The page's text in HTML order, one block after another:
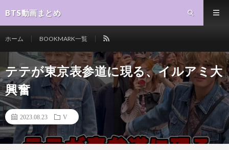
BTS動画まとめ
ホーム BOOKMARK一覧
テテが東京表参道に現る、イルアミ大
興奮
2023.08.23 V